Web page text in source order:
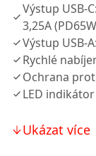
Výstup USB-
3,25A
Výstup USB-
Rychlé
Ochrana
LED indikátor
Ukázat více